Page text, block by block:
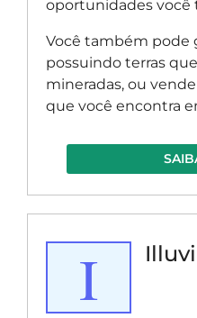
oportunidades você
Você também pode
possuindo terras
mineradas, ou
que você encontra
I